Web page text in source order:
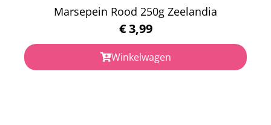
Marsepein Rood 250g Zeelandia
€3,99
Winkelwagen